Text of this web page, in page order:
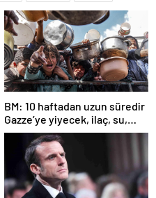
BM: 10 haftadan uzun süredir
Gazze’ye yiyecek, ilaç, su,
çadır girmedi